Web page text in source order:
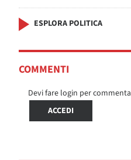
ESPLORA POLITICA
COMMENTI
Devi fare login per
ACCEDI